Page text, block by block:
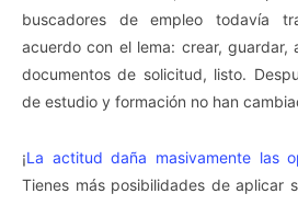
buscadores de empleo todavía
acuerdo con el lema: crear, guardar,
documentos de solicitud, listo.
de estudio y formación no han
¡La actitud daña masivamente las
Tienes más posibilidades de aplicar